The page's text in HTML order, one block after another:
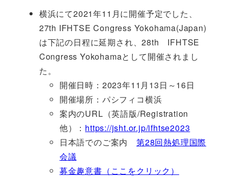
横浜にて2021年11月に開催予定でした、
27th IFHTSE Congress Yokohama(Japan)
は下記の日程に延期され、28th IFHTSE
Congress Yokohamaとして開催されまし
た。
開催日時：2023年11月13日～16日
開催場所：パシフィコ横浜
案内のURL（英語版/Registration
他）： https://jsht.or.jp/ifhtse2023
日本語でのご案内 第28回熱処理国際
会議
募金趣意書（ここをクリック）